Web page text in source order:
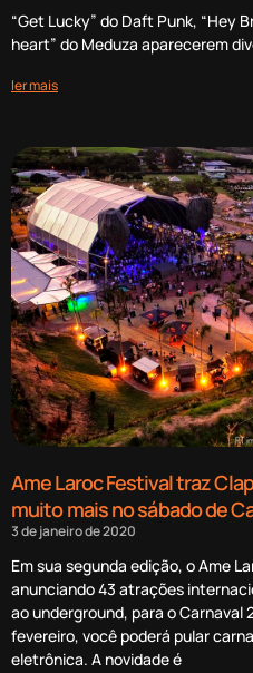
“Get Lucky” do Daft Punk, “Hey
heart” do Meduza aparecerem
ler mais
Ame Laroc Festival traz
muito mais no sábado de
3 de janeiro de 2020
Em sua segunda edição, o Ame
anunciando 43 atrações
ao underground, para o Carnaval
fevereiro, você poderá pular
eletrônica. A novidade é